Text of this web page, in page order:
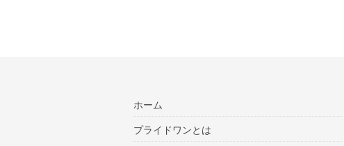
ホーム
プライドワンとは